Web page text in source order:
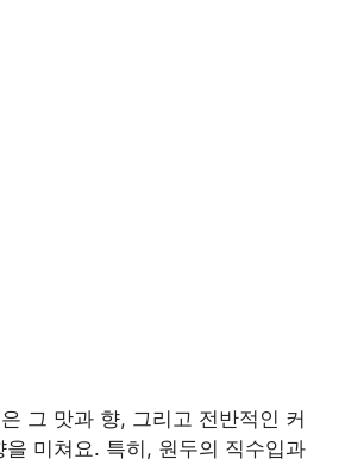
그 맛과 향, 그리고 전반적인 커
을 미쳐요. 특히, 원두의 직수입과